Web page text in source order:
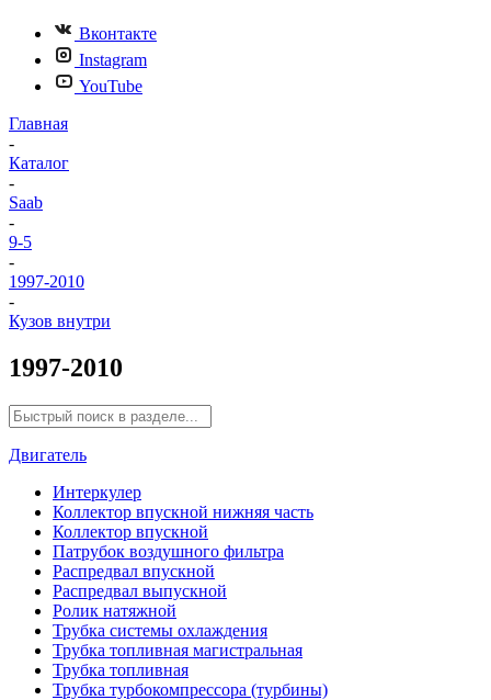
Вконтакте
Instagram
YouTube
Главная
-
Каталог
-
Saab
-
9-5
-
1997-2010
-
Кузов внутри
1997-2010
Двигатель
Интеркулер
Коллектор впускной нижняя часть
Коллектор впускной
Патрубок воздушного фильтра
Распредвал впускной
Распредвал выпускной
Ролик натяжной
Трубка системы охлаждения
Трубка топливная магистральная
Трубка топливная
Трубка турбокомпрессора (турбины)